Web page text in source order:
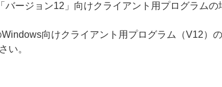
ージョン12」向けクライアント用プログラムの
向けクライアント用プログラム（V12）
い。